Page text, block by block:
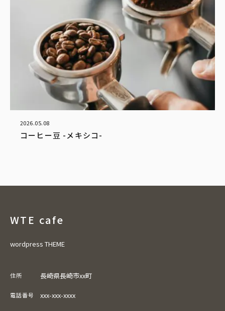
2026.05.08
コーヒー豆 -メキシコ-
WTE cafe
wordpress THEME
住所 長崎県長崎市xx町
電話番号 xxx-xxx-xxxx